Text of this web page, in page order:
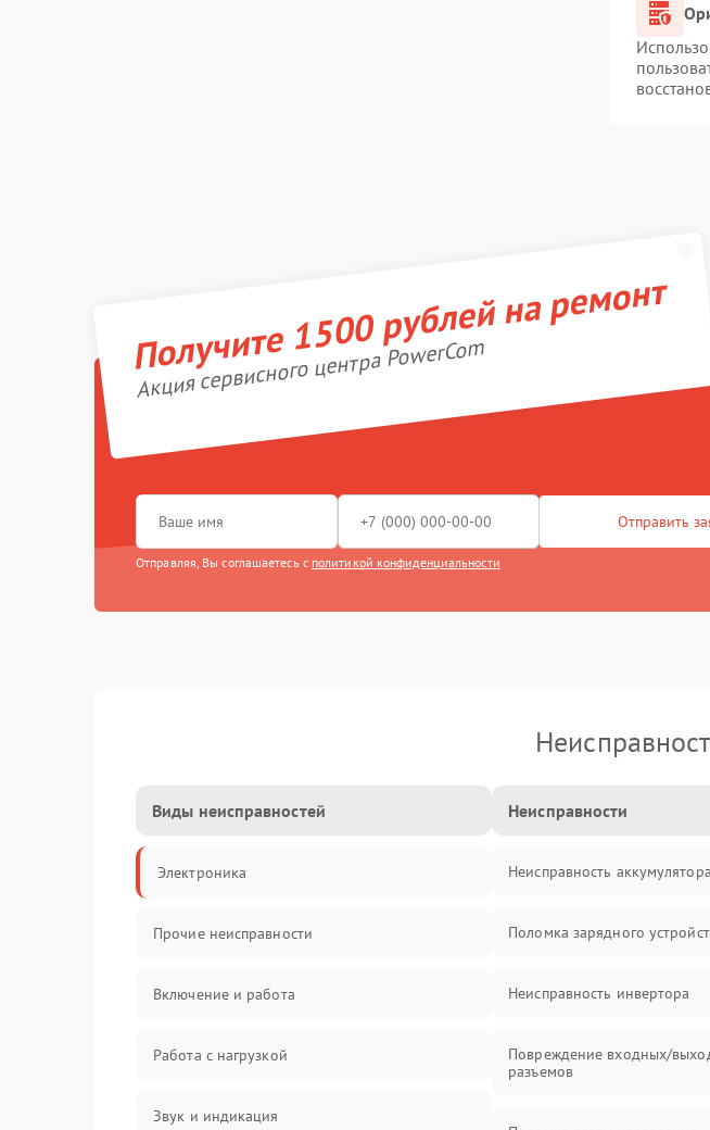
Получите 1500 рублей на ремонт
Акция сервисного центра PowerCom
Отправить
Отправляя, Вы соглашаетесь с политикой конфиденциальности
Виды неисправностей
Электроника
Прочие неисправности
Включение и работа
Работа с нагрузкой
Звук и индикация
Неисправности
Неисправность аккумулятора
Поломка зарядного
Неисправность инвертора
Повреждение входных/
разъемов